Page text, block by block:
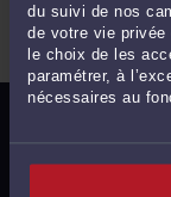
du suivi de nos
de votre vie
le choix de les
paramétrer, à
nécessaires au